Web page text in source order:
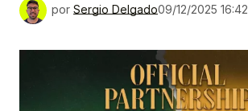
por Sergio Delgado09/12/2025 16:42